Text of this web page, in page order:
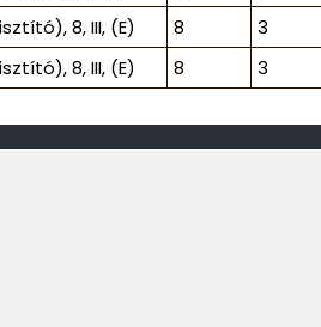
8, III, (E) 8 3
8, III, (E) 8 3